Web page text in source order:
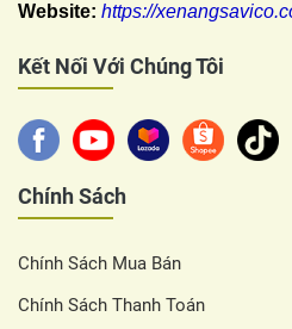
Website: https://
Kết Nối Với Chúng Tôi
Chính Sách
Chính Sách Mua Bán
Chính Sách Thanh Toán